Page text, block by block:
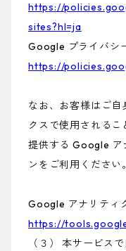
https://
sites?hl=ja
Google プライバシ
https://
なお、お客様はご
クスで使用される
提供する Google ア
ンをご利用ください。
Google アナリティ
https://
（３） 本サービス